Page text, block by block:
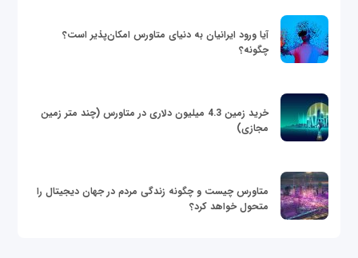
آیا ورود ایرانیان به دنیای متاورس امکان‌پذیر است؟
چگونه؟
خرید زمین 4.3 میلیون دلاری در متاورس (چند متر زمین
مجازی)
متاورس چیست و چگونه زندگی مردم در جهان دیجیتال را
متحول خواهد کرد؟